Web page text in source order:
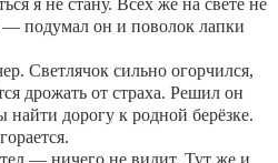
подумал он и поволок лапки
Светлячок сильно огорчился,
дрожать от страха. Решил он
найти дорогу к родной берёзке.
— ничего не видит. Тут же и